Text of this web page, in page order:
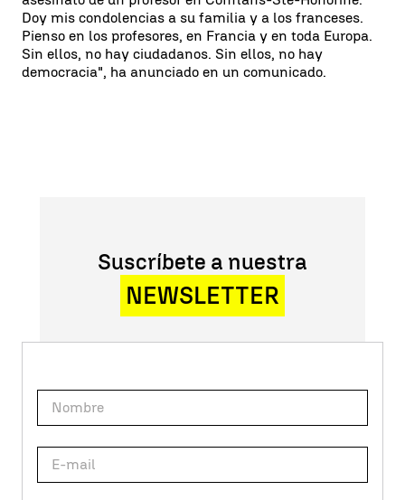
Doy mis condolencias a su familia y a los franceses.
Pienso en los profesores, en Francia y en toda Europa.
Sin ellos, no hay ciudadanos. Sin ellos, no hay
democracia", ha anunciado en un comunicado.
Suscríbete a nuestra
NEWSLETTER